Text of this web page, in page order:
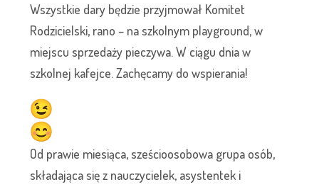
Wszystkie dary będzie przyjmował Komitet
Rodzicielski, rano – na szkolnym playground, w
miejscu sprzedaży pieczywa. W ciągu dnia w
szkolnej kafejce. Zachęcamy do wspierania!
Od prawie miesiąca, sześcioosobowa grupa osób,
składająca się z nauczycielek, asystentek i